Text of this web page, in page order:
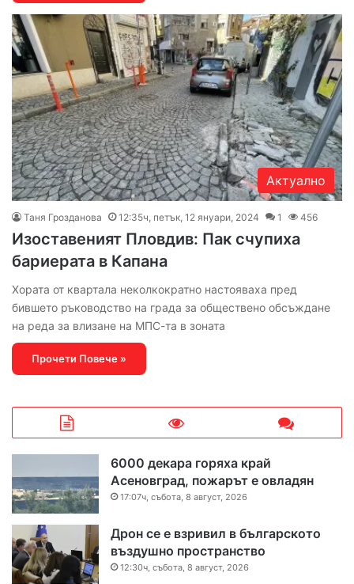
Актуално
Таня Грозданова 12:35ч, петък, 12 януари, 2024 1 456
Изоставеният Пловдив: Пак счупиха
бариерата в Капана
Хората от квартала неколкократно настояваха пред
бившето ръководство на града за обществено обсъждане
на реда за влизане на МПС-та в зоната
Прочети Повече »
6000 декара горяха край
Асеновград, пожарът е овладян
17:07ч, събота, 8 август, 2026
Дрон се е взривил в българското
въздушно пространство
12:30ч, събота, 8 август, 2026